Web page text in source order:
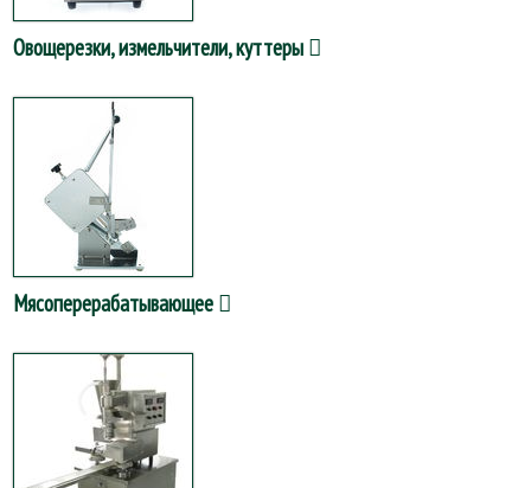
Овощерезки, измельчители, куттеры
Мясоперерабатывающее